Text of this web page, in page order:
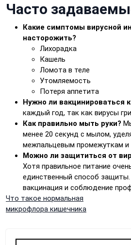
Часто
Какие симптомы вирусной
насторожить?
Лихорадка
Кашель
Ломота в теле
Утомляемость
Потеря аппетита
Нужно ли вакцинироваться
каждый год, так как вирусы
Как правильно мыть руки?
менее 20 секунд с мылом,
межпальцевым промежуткам и
Можно ли защититься от
Хотя правильное питание
единственный способ
вакцинация и соблюдение
Навигация
по
записям
Что такое нормальная
микрофлора кишечника